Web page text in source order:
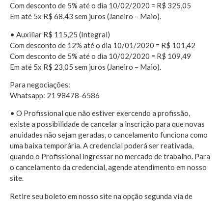
Com desconto de 5% até o dia 10/02/2020 = R$ 325,05
Em até 5x R$ 68,43 sem juros (Janeiro – Maio).
• Auxiliar R$ 115,25 (Integral)
Com desconto de 12% até o dia 10/01/2020 = R$ 101,42
Com desconto de 5% até o dia 10/02/2020 = R$ 109,49
Em até 5x R$ 23,05 sem juros (Janeiro – Maio).
Para negociações:
Whatsapp: 21 98478-6586
• O Profissional que não estiver exercendo a profissão,
existe a possibilidade de cancelar a inscrição para que novas
anuidades não sejam geradas, o cancelamento funciona como
uma baixa temporária. A credencial poderá ser reativada,
quando o Profissional ingressar no mercado de trabalho. Para
o cancelamento da credencial, agende atendimento em nosso
site.
Retire seu boleto em nosso site na opção segunda via de